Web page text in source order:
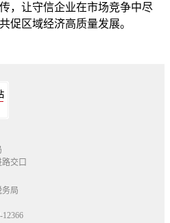
，让守信企业在市场竞争中尽
促区域经济高质量发展。
交口
局